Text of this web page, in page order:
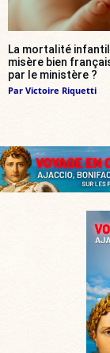
La mortalité
misère bien
par le ministère ?
Par Victoire Riquetti